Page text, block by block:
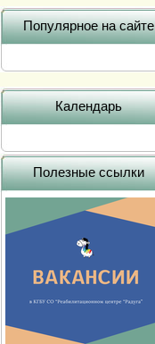
Популярное на сайте
Календарь
Полезные ссылки